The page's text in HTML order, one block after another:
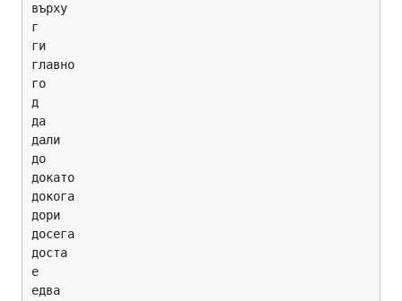
върху
г
ги
главно
го
д
да
дали
до
докато
докога
дори
досега
доста
е
едва